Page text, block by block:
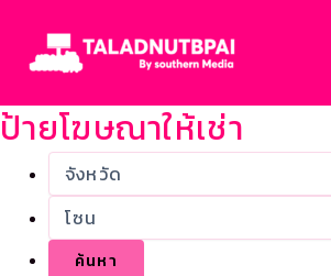
content
ป้ายโฆษณาให้เช่า